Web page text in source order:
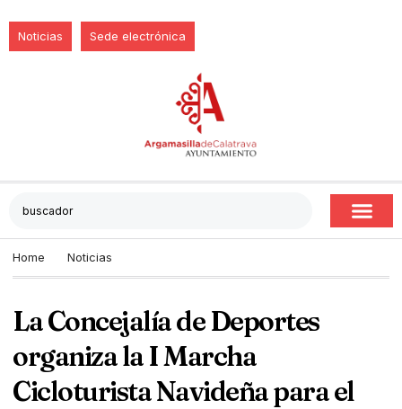
Noticias Sede electrónica
Home Noticias
La Concejalía de Deportes
organiza la I Marcha
Cicloturista Navideña para el